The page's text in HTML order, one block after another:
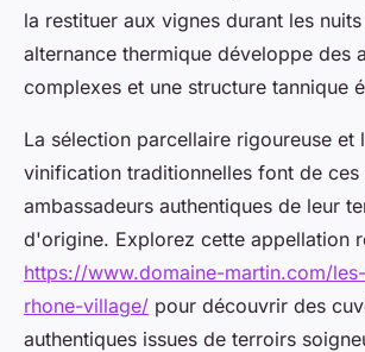
la restituer aux vignes durant les
alternance thermique développe des
complexes et une structure tannique
La sélection parcellaire rigoureuse et
vinification traditionnelles font de ces
ambassadeurs authentiques de leur
d'origine. Explorez cette appellation
https://www.domaine-martin.com/
rhone-village/ pour découvrir des
authentiques issues de terroirs